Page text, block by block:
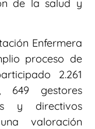
de la salud y
Enfermera
proceso de
2.261
649 gestores
y directivos
valoración